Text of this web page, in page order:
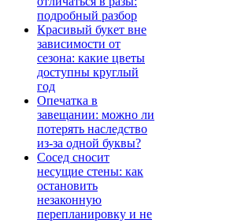
подробный разбор
Красивый букет вне
зависимости от
сезона: какие цветы
доступны круглый
год
Опечатка в
завещании: можно ли
потерять наследство
из-за одной буквы?
Сосед сносит
несущие стены: как
остановить
незаконную
перепланировку и не